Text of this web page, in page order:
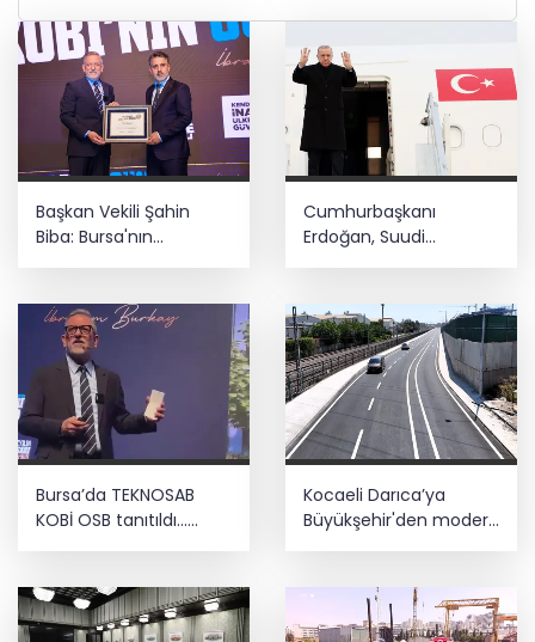
Başkan Vekili Şahin
Biba: Bursa'nın
geleceğini bütüncül
Cumhurbaşkanı
Erdoğan, Suudi
Arabistan yolcusu
Bursa’da TEKNOSAB
KOBİ OSB tanıtıldı...
dönem
Kocaeli Darıca’ya
Büyükşehir'den modern